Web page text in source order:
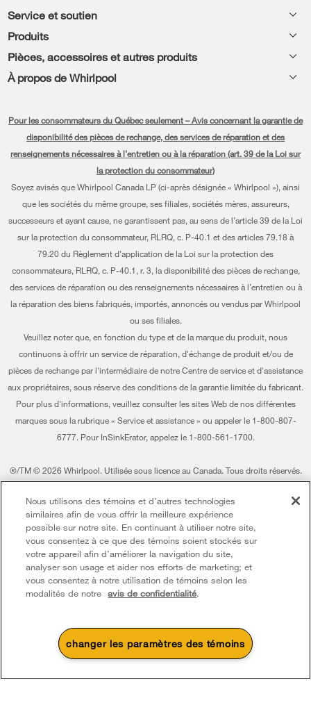
Footer
Service et soutien
Aide relative aux produits
Planifier une installation
Planifier une réparation
Renseignements relatifs à la garantie
Programmes de service prolongé
Mes électroménagers
Suivre ma commande
Services de livraison et d'installation
Services d'abonnement
Résidents du Québec
Produits
Laveuses et sécheuses
Appareils de cuisson
Lave-vaisselle et nettoyage
Filtres à eau
Trouver un marchand
Pièces, accessoires et autres produits
Accessoires
Programme d’abonnement aux filtres à eau
À propos de Whirlpool
Communiquez avec nous
À propos de nous
Carrières
Certification Éco et homologation ENERGY STAR® Whirlpool
Informations relatives aux rappels
Entreprise Whirlpool
Whirlpool au Canada
Pour les consommateurs du Québec seulement – Avis concernant la garantie de
disponibilité des pièces de rechange, des services de réparation et des
renseignements nécessaires à l’entretien ou à la réparation (art. 39 de la Loi sur
la protection du consommateur)
Soyez avisés que Whirlpool Canada LP (ci-après désignée « Whirlpool »), ainsi
que les sociétés du même groupe, ses filiales, sociétés mères, assureurs,
successeurs et ayant cause, ne garantissent pas, au sens de l’article 39 de la Loi
sur la protection du consommateur, RLRQ, c. P-40.1 et des articles 79.18 à
79.20 du Règlement d’application de la Loi sur la protection des
consommateurs, RLRQ, c. P-40.1, r. 3, la disponibilité des pièces de rechange,
des services de réparation ou des renseignements nécessaires à l’entretien ou à
la réparation des biens fabriqués, importés, annoncés ou vendus par Whirlpool
ou ses filiales.
Veuillez noter que, en fonction du type et de la marque du produit, nous
continuons à offrir un service de réparation, d'échange de produit et/ou de
pièces de rechange par l'intermédiaire de notre Centre de service et d'assistance
aux propriétaires, sous réserve des conditions de la garantie limitée du fabricant.
Pour plus d'informations, veuillez consulter les sites Web de nos différentes
marques sous la rubrique « Service et assistance » ou appeler le 1-800-807-
6777. Pour InSinkErator, appelez le 1-800-561-1700.
®/TM © 2026 Whirlpool. Utilisée sous licence au Canada. Tous droits réservés.
respect.
Ce marchand en ligne est situé au 200-6750, avenue Century, Mississauga
(Ontario) L5N 0B7
Modalités Avis de confidentialité Plan du site
Communiquez avec nous
Nous utilisons des témoins et d’autres technologies
similaires afin de vous offrir la meilleure expérience
possible sur notre site. En continuant à utiliser notre site,
vous consentez à ce que des témoins soient stockés sur
votre appareil afin d’améliorer la navigation du site,
analyser son usage et aider nos efforts de marketing; et
vous consentez à notre utilisation de témoins selon les
modalités de notre avis de confidentialité.
changer les paramètres des témoins